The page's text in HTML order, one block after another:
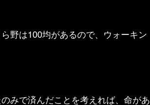
野は100均があるので、ウォーキン
みで済んだことを考えれば、命があ